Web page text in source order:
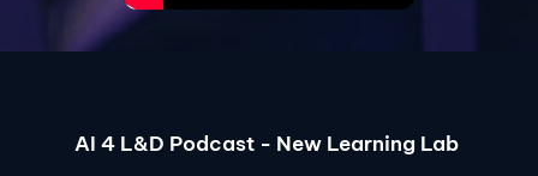
AI 4 L&D Podcast - New Learning Lab